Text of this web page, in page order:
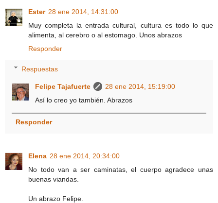
Ester 28 ene 2014, 14:31:00
Muy completa la entrada cultural, cultura es todo lo que
alimenta, al cerebro o al estomago. Unos abrazos
Responder
Respuestas
Felipe Tajafuerte
28 ene 2014, 15:19:00
Así lo creo yo también. Abrazos
Responder
Elena 28 ene 2014, 20:34:00
No todo van a ser caminatas, el cuerpo agradece unas
buenas viandas.
Un abrazo Felipe.